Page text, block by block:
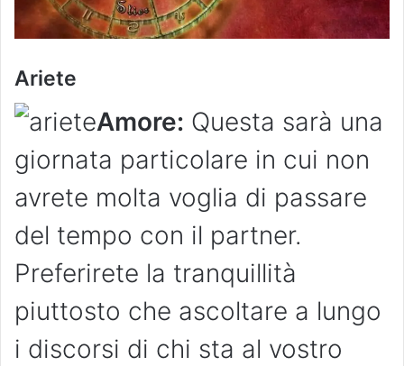
Ariete
Amore: Questa sarà una
giornata particolare in cui non
avrete molta voglia di passare
del tempo con il partner.
Preferirete la tranquillità
piuttosto che ascoltare a lungo
i discorsi di chi sta al vostro